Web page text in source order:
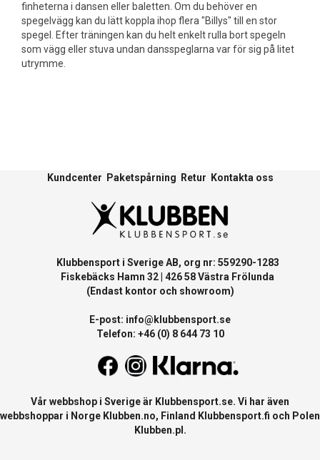
finheterna i dansen eller baletten. Om du behöver en
spegelvägg kan du lätt koppla ihop flera "Billys" till en stor
spegel. Efter träningen kan du helt enkelt rulla bort spegeln
som vägg eller stuva undan dansspeglarna var för sig på litet
utrymme.
Kundcenter Paketspårning Retur Kontakta oss
Klubbensport i Sverige AB, org nr: 559290-1283
Fiskebäcks Hamn 32 | 426 58 Västra Frölunda
(Endast kontor och showroom)
E-post: info@klubbensport.se
Telefon: +46 (0) 8 644 73 10
Vår webbshop i Sverige är Klubbensport.se. Vi har även
webbshoppar i Norge Klubben.no, Finland Klubbensport.fi och Polen
Klubben.pl .